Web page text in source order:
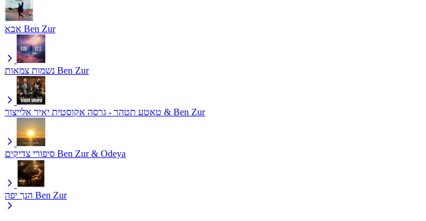
אבא Ben Zur
נשמות צמאות Ben Zur
טאטע תטהר - גרסה אקוסטית יאיר אלייצור & Ben Zur
סיפורי צדיקים Ben Zur & Odeya
הנך יפה Ben Zur